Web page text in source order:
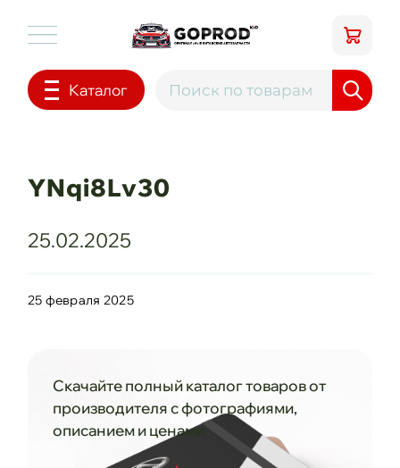
Каталог
YNqi8Lv30
25.02.2025
25 февраля 2025
Скачайте полный каталог товаров от
производителя с фотографиями,
описанием и ценами